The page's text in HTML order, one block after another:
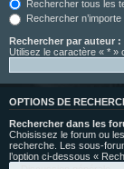
Rechercher tous les
Rechercher
Rechercher par auteur :
Utilisez le caractère « * »
OPTIONS DE
Rechercher dans les
Choisissez le forum ou
recherche. Les sous-
l’option ci-dessous «